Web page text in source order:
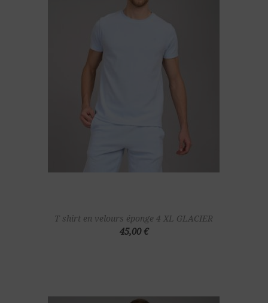
T shirt en velours éponge 4 XL GLACIER
45,00 €